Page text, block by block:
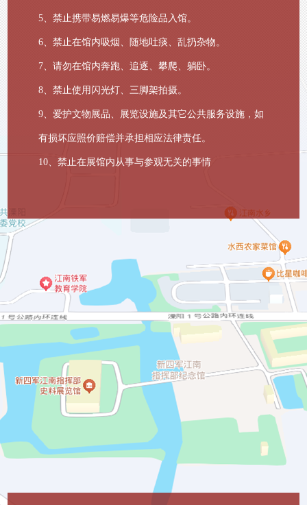
5、禁止携带易燃易爆等危险品入馆。
6、禁止在馆内吸烟、随地吐痰、乱扔杂物。
7、请勿在馆内奔跑、追逐、攀爬、躺卧。
8、禁止使用闪光灯、三脚架拍摄。
9、爱护文物展品、展览设施及其它公共服务设施，如
有损坏应照价赔偿并承担相应法律责任。
10、禁止在展馆内从事与参观无关的事情